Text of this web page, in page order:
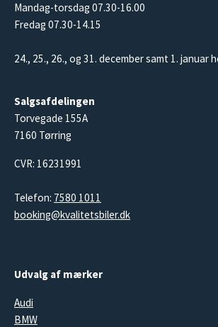
Mandag-torsdag 07.30-16.00
Fredag 07.30-14.15
24., 25., 26., og 31. december samt 1. januar
Salgsafdelingen
Torvegade 155A
7160 Tørring
CVR: 16231991
Telefon: 7580 1011
booking@kvalitetsbiler.dk
Udvalg af mærker
Audi
BMW